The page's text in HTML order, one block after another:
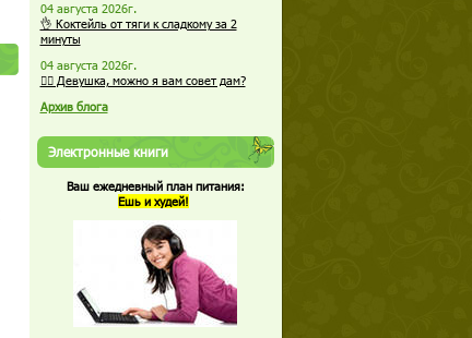
04 августа 2026г.
👌 Коктейль от тяги к сладкому за 2
минуты
04 августа 2026г.
🏋️‍♀️ Девушка, можно я вам совет дам?
Архив блога
Электронные книги
Ваш ежедневный план питания:
Ешь и худей!